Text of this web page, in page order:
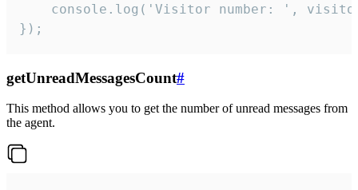
console.log('Visitor number: ',
});
getUnreadMessagesCount#
This method allows you to get the number of unread messages from
the agent.